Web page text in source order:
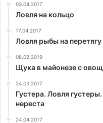
03.04.2017
Ловля на кольцо
17.04.2017
Ловля рыбы на перетягу
08.02.2019
Щука в майонезе с
24.03.2017
Густера. Ловля
нереста
24.04.2017